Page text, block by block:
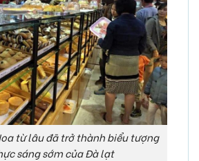
từ lâu đã trở thành biểu tượng
sáng sớm của Đà lạt